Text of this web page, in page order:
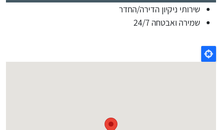
שירותי ניקיון הדירה/החדר
שמירה ואבטחה 24/7